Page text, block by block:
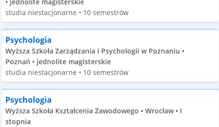
studia niestacjonarne • 10 semestrów
Psychologia
Wyższa Szkoła Zarządzania i Psychologii w Poznaniu •
Poznań • jednolite magisterskie
studia niestacjonarne • 10 semestrów
Psychologia
Wyższa Szkoła Kształcenia Zawodowego • Wrocław • I
stopnia